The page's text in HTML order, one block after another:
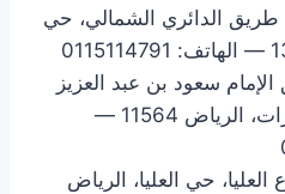
الدائري الشمالي، حي
سعود بن عبد العزيز
بن محمد، حي المغرزات، الرياض 11564 —
حي العليا، الرياض